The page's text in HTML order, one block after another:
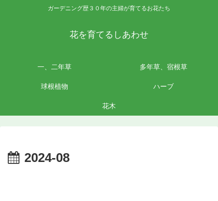
ガーデニング歴３０年の主婦が育てるお花たち
花を育てるしあわせ
一、二年草 多年草、宿根草
球根植物 ハーブ
花木
2024-08